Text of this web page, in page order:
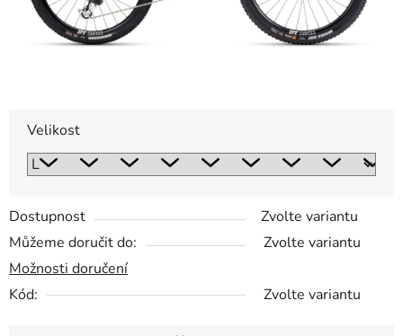
Velikost
Dostupnost
Zvolte variantu
Můžeme doručit do:
Zvolte variantu
Možnosti doručení
Kód:
Zvolte variantu